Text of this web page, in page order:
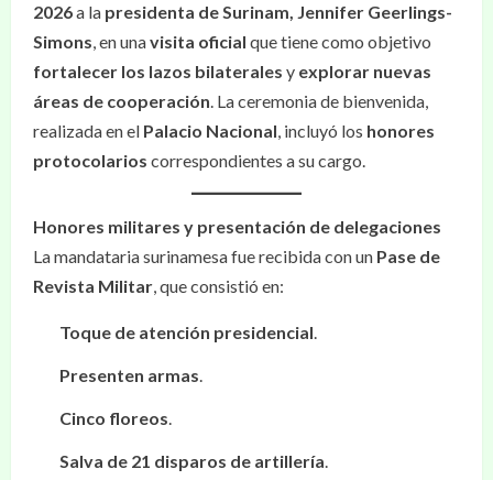
2026a la presidenta de Surinam, Jennifer Geerlings-
Simons, en unavisita oficial que tiene como objetivo
fortalecer los lazos bilaterales y explorar nuevas
áreas de cooperación. La ceremonia de bienvenida,
realizada en el Palacio Nacional, incluyó los honores
protocolarios correspondientes a su cargo.
Honores militares y presentación de delegaciones
La mandataria surinamesa fue recibida con un Pase de
Revista Militar, que consistió en:
Toque de atención presidencial.
Presenten armas.
Cinco floreos.
Salva de 21 disparos de artillería.